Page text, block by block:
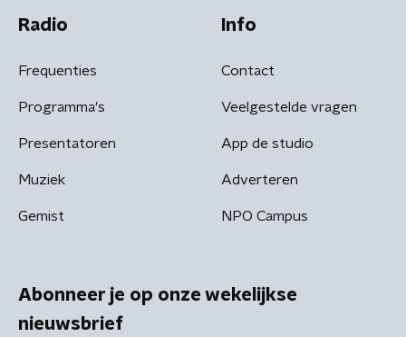
Radio
Frequenties
Programma's
Presentatoren
Muziek
Gemist
Info
Contact
Veelgestelde vragen
App de studio
Adverteren
NPO Campus
Abonneer je op onze wekelijkse
nieuwsbrief